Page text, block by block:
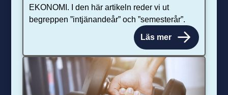
EKONOMI. I den här artikeln reder vi ut
begreppen ”intjänandeår” och ”semesterår”.
Läs mer